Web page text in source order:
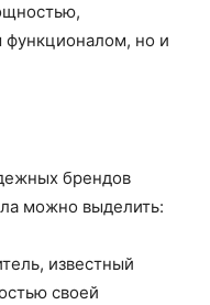
но и
брендов
можно выделить:
известный
своей